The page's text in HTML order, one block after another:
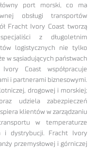
port morski, co ma
obsługi transportów
Fracht Ivory Coast tworzą
z długoletnim
logistycznych nie tylko
w sąsiadujących państwach
Coast współpracuje
i partnerami biznesowymi.
drogowej i morskiej;
udziela zabezpieczeń
klientów w zarządzaniu
w temperaturze
i dystrybucji. Fracht Ivory
przemysłowej i górniczej